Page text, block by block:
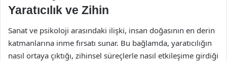
Yaratıcılık ve Zihin
Sanat ve psikoloji arasındaki ilişki, insan doğasının en derin
katmanlarına inme fırsatı sunar. Bu bağlamda, yaratıcılığın
nasıl ortaya çıktığı, zihinsel süreçlerle nasıl etkileşime girdiği